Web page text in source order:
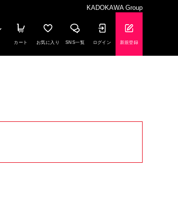
KADOKAWA Group
カート お気に入り SNS一覧 ログイン 新規登録